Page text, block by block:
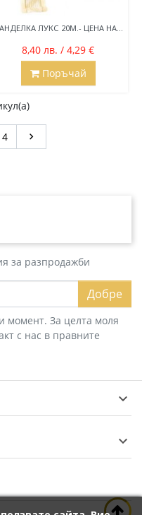
ЛУКС 20М.- ЦЕНА НА...
8,40 лв. / 4,29 €
Поръчай
4 Напред

за разпродажби
Добре
момент. За целта моля
с нас в правните